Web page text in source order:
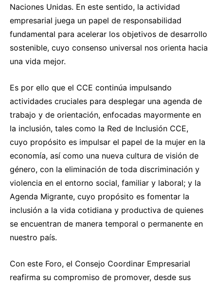
Naciones Unidas. En este sentido, la actividad
empresarial juega un papel de responsabilidad
fundamental para acelerar los objetivos de desarrollo
sostenible, cuyo consenso universal nos orienta hacia
una vida mejor.
Es por ello que el CCE continúa impulsando
actividades cruciales para desplegar una agenda de
trabajo y de orientación, enfocadas mayormente en
la inclusión, tales como la Red de Inclusión CCE,
cuyo propósito es impulsar el papel de la mujer en la
economía, así como una nueva cultura de visión de
género, con la eliminación de toda discriminación y
violencia en el entorno social, familiar y laboral; y la
Agenda Migrante, cuyo propósito es fomentar la
inclusión a la vida cotidiana y productiva de quienes
se encuentran de manera temporal o permanente en
nuestro país.
Con este Foro, el Consejo Coordinar Empresarial
reafirma su compromiso de promover, desde sus